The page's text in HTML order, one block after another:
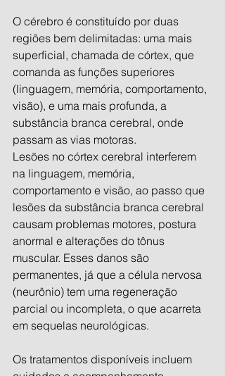
O cérebro é constituído por duas
regiões bem delimitadas: uma mais
superficial, chamada de córtex, que
comanda as funções superiores
(linguagem, memória, comportamento,
visão), e uma mais profunda, a
substância branca cerebral, onde
passam as vias motoras.
Lesões no córtex cerebral interferem
na linguagem, memória,
comportamento e visão, ao passo que
lesões da substância branca cerebral
causam problemas motores, postura
anormal e alterações do tônus
muscular. Esses danos são
permanentes, já que a célula nervosa
(neurônio) tem uma regeneração
parcial ou incompleta, o que acarreta
em sequelas neurológicas.
Os tratamentos disponíveis incluem